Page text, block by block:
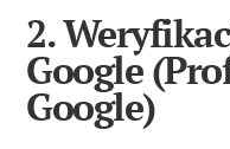
2.
Google
Google)